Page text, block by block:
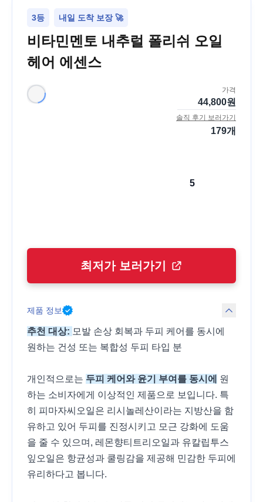
3등 내일 도착 보장 🚀
비타민멘토 내추럴 폴리쉬 오일
헤어 에센스
가격
44,800원
솔직 후기 보러가기
179개
5
최저가 보러가기
제품 정보
추천 대상: 모발 손상 회복과 두피 케어를 동시에
원하는 건성 또는 복합성 두피 타입 분
개인적으로는 두피 케어와 윤기 부여를 동시에
원
하는 소비자에게 이상적인 제품으로 보입니다. 특
히 피마자씨오일은 리시놀레산이라는 지방산을 함
유하고 있어 두피를 진정시키고 모근 강화에 도움
을 줄 수 있으며, 레몬향티트리오일과 유칼립투스
잎오일은 항균성과 쿨링감을 제공해 민감한 두피에
유리하다고 봅니다.